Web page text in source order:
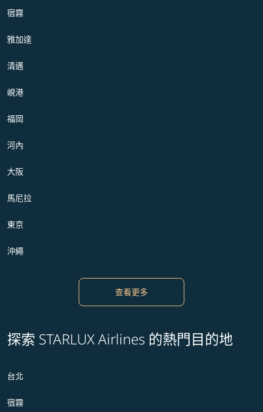
宿霧
雅加達
清邁
峴港
福岡
河內
大阪
馬尼拉
東京
沖繩
查看更多
探索 STARLUX Airlines 的熱門目的地
台北
宿霧